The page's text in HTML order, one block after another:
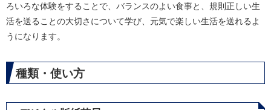
ろいろな体験をすることで、バランスのよい食事と、規則正しい生
活を送ることの大切さについて学び、元気で楽しい生活を送れるよ
うになります。
種類・使い方